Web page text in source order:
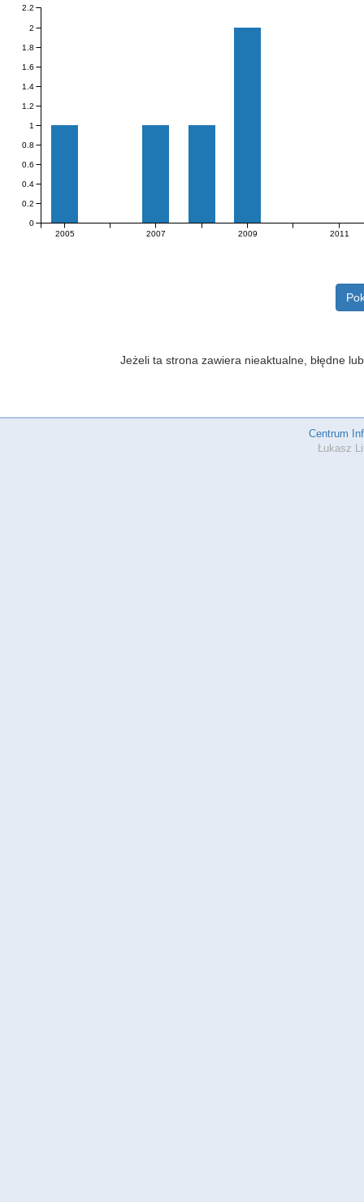
2005 2007 2009 2011
0
0.2
0.4
0.6
0.8
1
1.2
1.4
1.6
1.8
2
2.2
Jeżeli ta strona zawiera nieaktualne, błędne
Centrum
Łukasz